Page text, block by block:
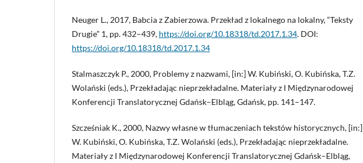
Neuger L., 2017, Babcia z Zabierzowa. Przekład z lokalnego na lokalny, “Teksty
Drugie” 1, pp. 432–439, https://doi.org/10.18318/td.2017.1.34. DOI:
https://doi.org/10.18318/td.2017.1.34
Stalmaszczyk P., 2000, Problemy z nazwami, [in:] W. Kubiński, O. Kubińska, T.Z.
Wolański (eds.), Przekładając nieprzekładalne. Materiały z I Międzynarodowej
Konferencji Translatorycznej Gdańsk–Elbląg, Gdańsk, pp. 141–147.
Szcześniak K., 2000, Nazwy własne w tłumaczeniach tekstów historycznych, [in:]
W. Kubiński, O. Kubińska, T.Z. Wolański (eds.), Przekładając nieprzekładalne.
Materiały z I Międzynarodowej Konferencji Translatorycznej Gdańsk–Elbląg,